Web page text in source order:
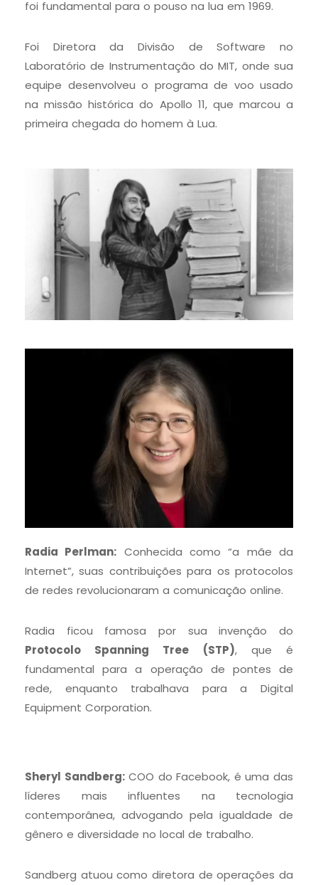
foi fundamental para o pouso na lua em 1969.
Foi Diretora da Divisão de Software no
Laboratório de Instrumentação do MIT, onde sua
equipe desenvolveu o programa de voo usado
na missão histórica do Apollo 11, que marcou a
primeira chegada do homem à Lua.
Radia Perlman: Conhecida como “a mãe da
Internet”, suas contribuições para os protocolos
de redes revolucionaram a comunicação online.
Radia ficou famosa por sua invenção do
Protocolo Spanning Tree (STP), que é
fundamental para a operação de pontes de
rede, enquanto trabalhava para a Digital
Equipment Corporation.
Sheryl Sandberg:COO do Facebook, é uma das
líderes mais influentes na tecnologia
contemporânea, advogando pela igualdade de
gênero e diversidade no local de trabalho.
Sandberg atuou como diretora de operações da